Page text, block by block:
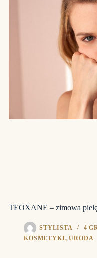
TEOXANE – zimowa
STYLISTA
4
KOSMETYKI,URODA